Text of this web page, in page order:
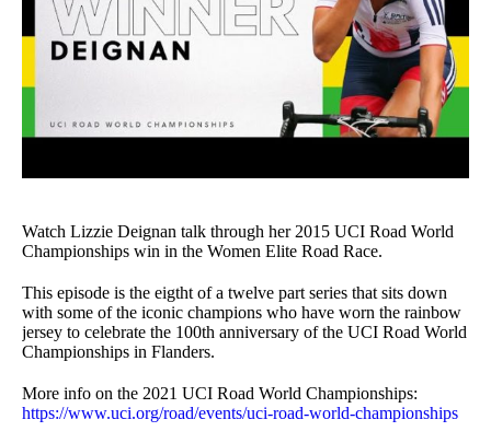
Watch Lizzie Deignan talk through her 2015 UCI Road World
Championships win in the Women Elite Road Race.
This episode is the eigtht of a twelve part series that sits down
with some of the iconic champions who have worn the rainbow
jersey to celebrate the 100th anniversary of the UCI Road World
Championships in Flanders.
More info on the 2021 UCI Road World Championships:
https://www.uci.org/road/events/uci-road-world-championships